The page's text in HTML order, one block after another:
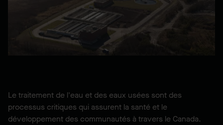
Le traitement de l'eau et des eaux usées sont des
processus critiques qui assurent la santé et le
développement des communautés à travers le Canada.